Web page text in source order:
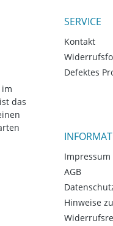
das
SERVICE
Kontakt
Defektes
Impressum
AGB
Hinweise